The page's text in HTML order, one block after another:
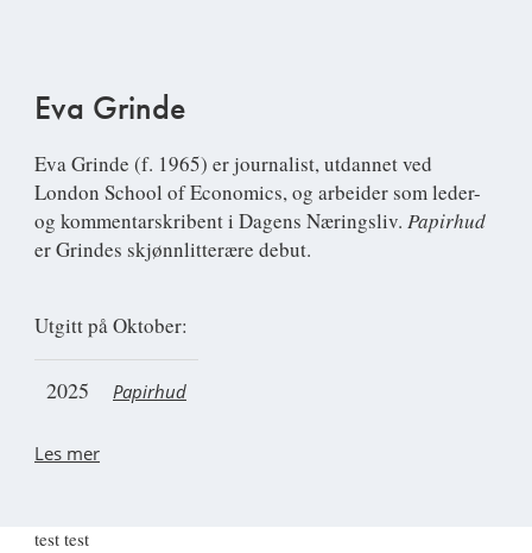
Eva Grinde
Eva Grinde (f. 1965) er journalist, utdannet ved
London School of Economics, og arbeider som leder-
og kommentarskribent i Dagens Næringsliv. Papirhud
er Grindes skjønnlitterære debut.
Utgitt på Oktober:
2025 Papirhud
Les mer
test test